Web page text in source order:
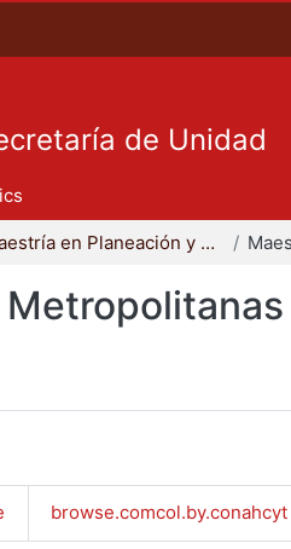
de Unidad
Maestría en Planeación y Políticas Metropolitanas
browse.comcol.by.conahcyt